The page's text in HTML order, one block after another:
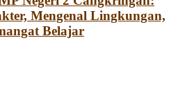
Mengenal Lingkungan,
Belajar